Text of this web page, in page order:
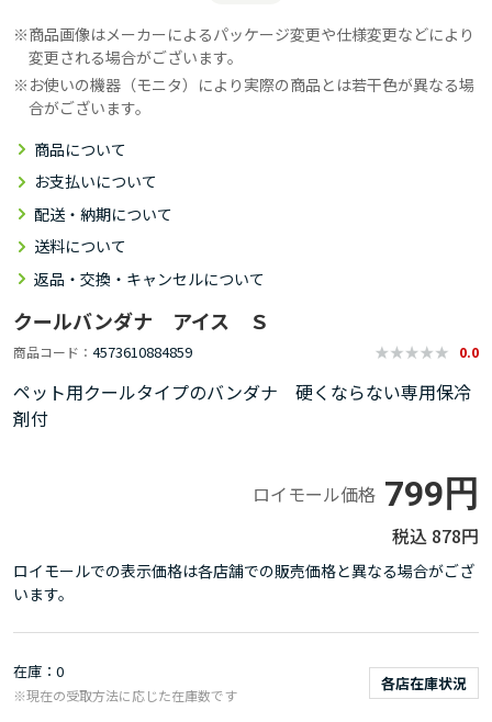
商品画像はメーカーによるパッケージ変更や仕様変更などにより
変更される場合がございます。
お使いの機器（モニタ）により実際の商品とは若干色が異なる場
合がございます。
商品について
お支払いについて
配送・納期について
送料について
返品・交換・キャンセルについて
クールバンダナ アイス Ｓ
商品コード 4573610884859 0.0
ペット用クールタイプのバンダナ 硬くならない専用保冷
剤付
ロイモール価格 799円
878円
ロイモールでの表示価格は各店舗での販売価格と異なる場合がござ
います。
在庫 0
各店在庫状況
※現在の受取方法に応じた在庫数です